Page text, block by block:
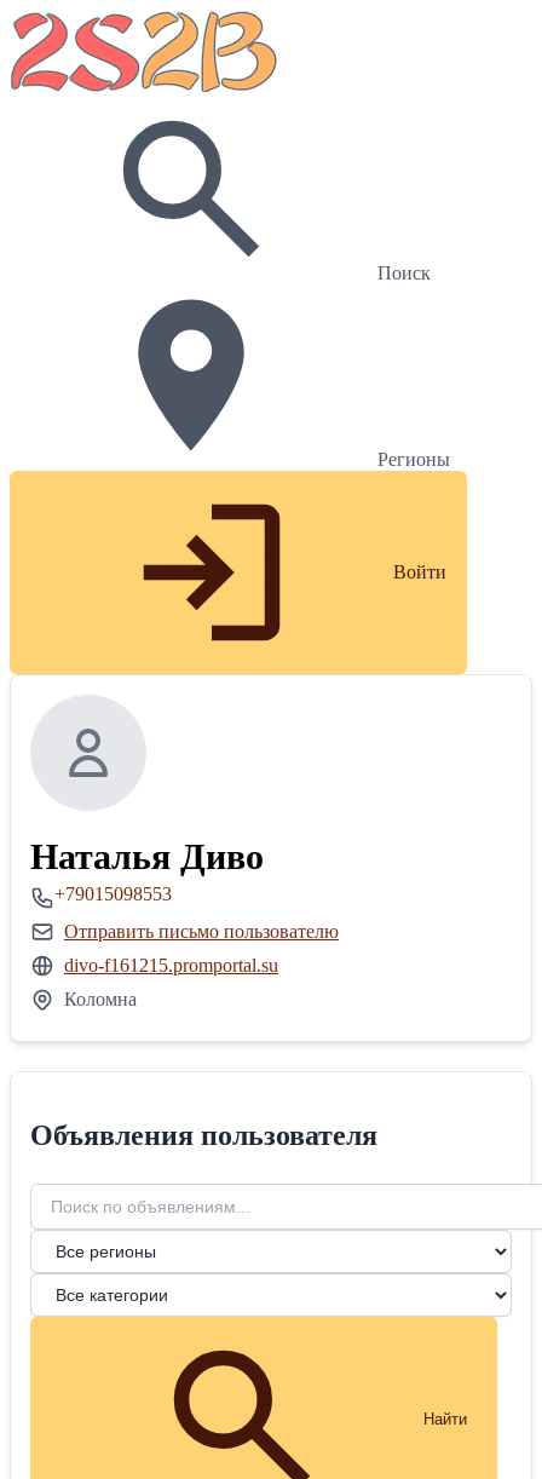
Поиск
Регионы
Войти
Наталья Диво
+79015098553
Отправить письмо пользователю
divo-f161215.promportal.su
Коломна
Объявления пользователя
Найти